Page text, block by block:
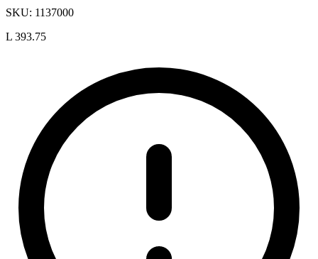
SKU: 1137000
L 393.75